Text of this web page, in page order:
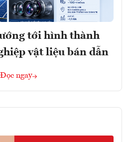
tới hình thành
vật liệu bán dẫn
Đọc ngay